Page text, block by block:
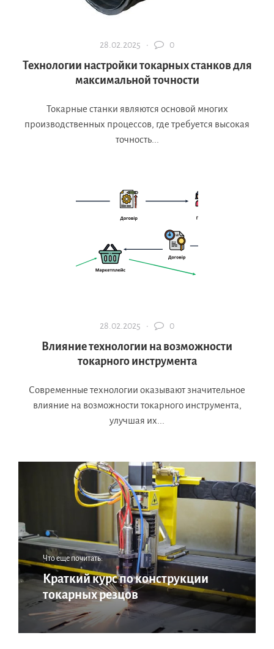
28.02.2025 · 0
Технологии настройки токарных станков для
максимальной точности
Токарные станки являются основой многих
производственных процессов, где требуется высокая
точность...
28.02.2025 · 0
Влияние технологии на возможности
токарного инструмента
Современные технологии оказывают значительное
влияние на возможности токарного инструмента,
улучшая их...
Что еще почитать:
Краткий курс по конструкции
токарных резцов